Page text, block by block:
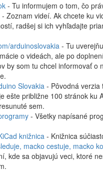
- Tu informujem o tom, čo
- Zoznam videí. Ak chcete ku
radšej si ich vyhľadajte
arduinoslovakia - Tu
o videách, ale po
by som tu chcel informovať o
Slovakia - Pôvodná verzia
ešte približne 100 stránok ku
sem.
- Všetky napísané
knižnica- Knižnica
macko cestuje, macko
kde sa objavujú veci, ktoré